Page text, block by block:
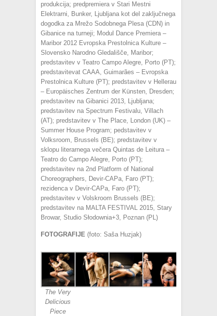
produkcija; predpremiera v Stari Mestni
Elektrarni, Bunker, Ljubljana kot del zaključnega
dogodka za Mrežo Sodobnega Plesa (CDN) in
Gibanice na turneji; Modul Dance Premiera –
Maribor 2012 Evropska Prestolnica Kulture –
Slovensko Narodno Gledališče, Maribor;
predstavitev v Teatro Campo Alegre, Porto (PT);
predstavitevat CAAA, Guimarães – Evropska
Prestolnica Kulture (PT); predstavitev v Hellerau
– Europäisches Zentrum der Künsten, Dresden;
predstavitev na Gibanici 2013, Ljubljana;
predstavitev na Spectrum Festivalu, Villach
(AT); predstavitev v The Place, London (UK) –
Summer House Program; pedstavitev v
Volksroom, Brussels (BE); predstavitev v
sklopu literarnega večera Quintas de Leitura –
Teatro do Campo Alegre, Porto (PT);
predstavitev na 2nd Platform of National
Choreographers, Devir-CAPa, Faro (PT);
rezidenca v Devir-CAPa, Faro (PT);
predstavitev v Volskroom Brussels (BE);
predstavitev na MALTA FESTIVAL 2015, Stary
Browar, Studio Słodownia+3, Poznan (PL)
FOTOGRAFIJE (foto: Saša Huzjak)
The Very
Delicious
Piece